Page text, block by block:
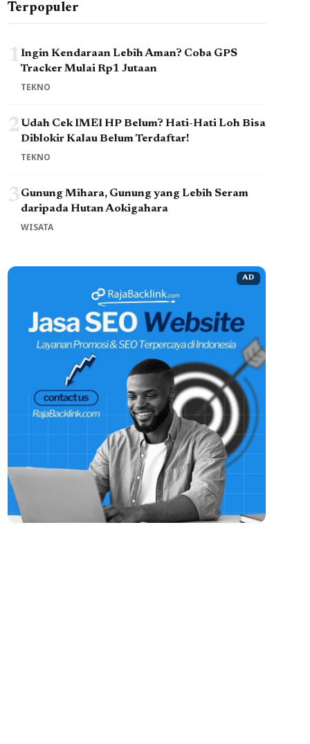
Terpopuler
1Ingin Kendaraan Lebih Aman? Coba GPS
Tracker Mulai Rp1 Jutaan
TEKNO
2Udah Cek IMEI HP Belum? Hati-Hati Loh Bisa
Diblokir Kalau Belum Terdaftar!
TEKNO
3Gunung Mihara, Gunung yang Lebih Seram
daripada Hutan Aokigahara
WISATA
AD